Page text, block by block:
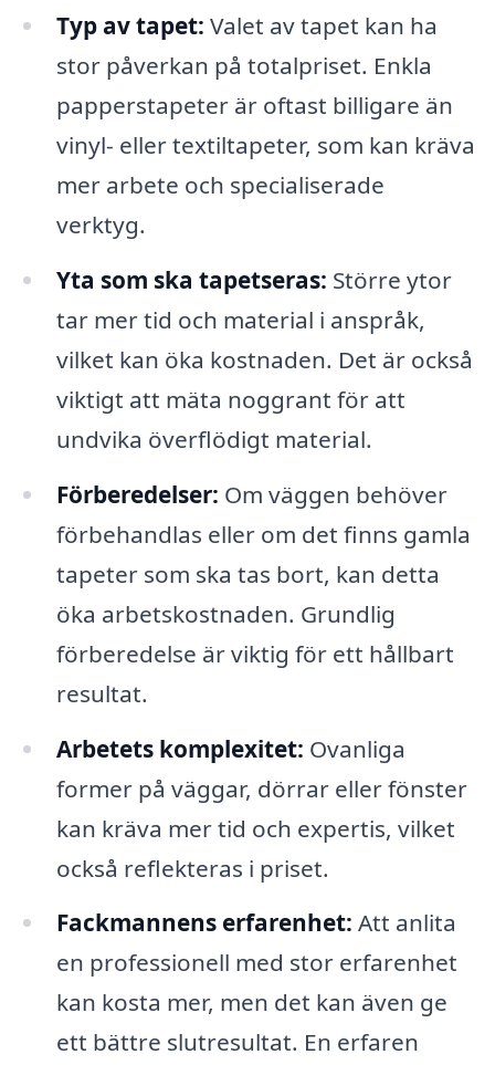
Typ av tapet: Valet av tapet kan ha
stor påverkan på totalpriset. Enkla
papperstapeter är oftast billigare än
vinyl- eller textiltapeter, som kan kräva
mer arbete och specialiserade
verktyg.
Yta som ska tapetseras: Större ytor
tar mer tid och material i anspråk,
vilket kan öka kostnaden. Det är också
viktigt att mäta noggrant för att
undvika överflödigt material.
Förberedelser: Om väggen behöver
förbehandlas eller om det finns gamla
tapeter som ska tas bort, kan detta
öka arbetskostnaden. Grundlig
förberedelse är viktig för ett hållbart
resultat.
Arbetets komplexitet: Ovanliga
former på väggar, dörrar eller fönster
kan kräva mer tid och expertis, vilket
också reflekteras i priset.
Fackmannens erfarenhet: Att anlita
en professionell med stor erfarenhet
kan kosta mer, men det kan även ge
ett bättre slutresultat. En erfaren